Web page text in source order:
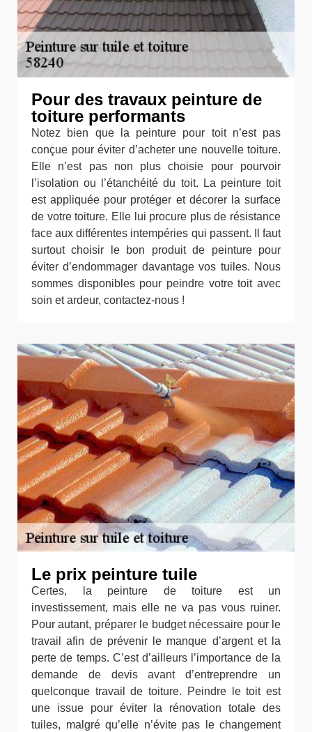
Pour des travaux peinture de
toiture performants
Notez bien que la peinture pour toit n’est pas
conçue pour éviter d’acheter une nouvelle toiture.
Elle n’est pas non plus choisie pour pourvoir
l’isolation ou l’étanchéité du toit. La peinture toit
est appliquée pour protéger et décorer la surface
de votre toiture. Elle lui procure plus de résistance
face aux différentes intempéries qui passent. Il faut
surtout choisir le bon produit de peinture pour
éviter d’endommager davantage vos tuiles. Nous
sommes disponibles pour peindre votre toit avec
soin et ardeur, contactez-nous !
Le prix peinture tuile
Certes, la peinture de toiture est un
investissement, mais elle ne va pas vous ruiner.
Pour autant, préparer le budget nécessaire pour le
travail afin de prévenir le manque d’argent et la
perte de temps. C’est d’ailleurs l’importance de la
demande de devis avant d’entreprendre un
quelconque travail de toiture. Peindre le toit est
une issue pour éviter la rénovation totale des
tuiles, malgré qu’elle n’évite pas le changement